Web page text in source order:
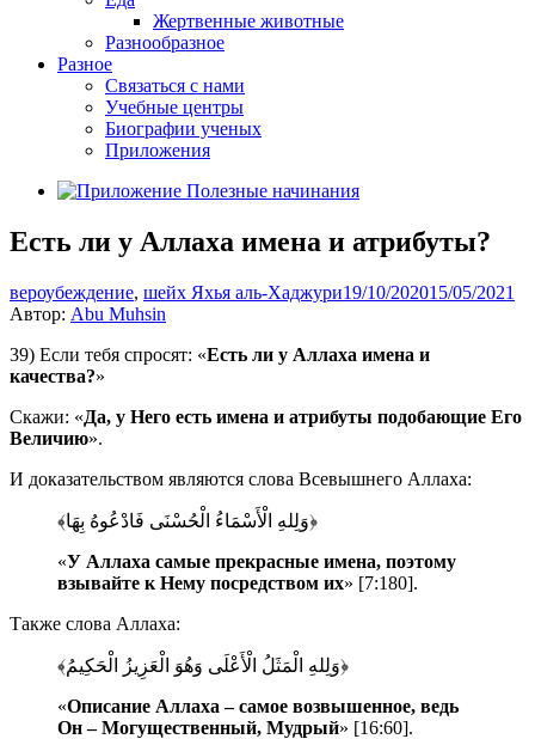
Жертвенные животные
Разнообразное
Разное
Связаться с нами
Учебные центры
Биографии ученых
Приложения
Есть ли у Аллаха имена и атрибуты?
вероубеждение, шейх Яхья аль-Хаджури19/10/202015/05/2021
Автор: Abu Muhsin
39) Если тебя спросят: «Есть ли у Аллаха имена и
качества?»
Скажи: «Да, у Него есть имена и атрибуты подобающие Его
Величию».
И доказательством являются слова Всевышнего Аллаха:
﴿وَلِلهِ الْأَسْمَاءُ الْحُسْنَى فَادْعُوهُ بِهَا﴾
«У Аллаха самые прекрасные имена, поэтому
взывайте к Нему посредством их» [7:180].
Также слова Аллаха:
﴿وَلِلهِ الْمَثَلُ الْأَعْلَى وَهُوَ الْعَزِيزُ الْحَكِيمُ﴾
«Описание Аллаха – самое возвышенное, ведь
Он – Могущественный, Мудрый» [16:60].